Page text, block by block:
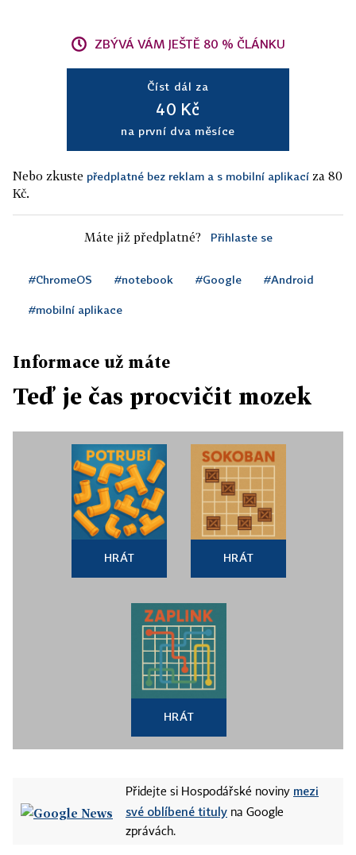
ZBÝVÁ VÁM JEŠTĚ 80 % ČLÁNKU
Číst dál za
40 Kč
na první dva měsíce
Nebo zkuste předplatné bez reklam a s mobilní aplikací za 80
Kč.
Máte již předplatné? Přihlaste se
#ChromeOS #notebook #Google #Android
#mobilní aplikace
Informace už máte
Teď je čas procvičit mozek
HRÁT HRÁT
HRÁT
Přidejte si Hospodářské noviny mezi
své oblíbené tituly na Google
zprávách.